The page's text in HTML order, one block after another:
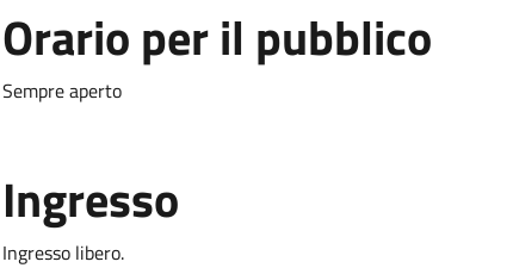
Orario per il pubblico
Sempre aperto
Ingresso
Ingresso libero.